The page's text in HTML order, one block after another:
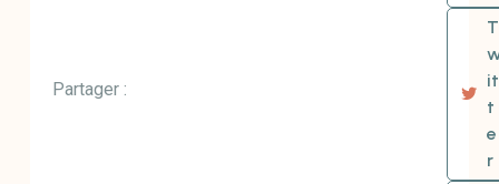
Partager :
T
it
t
e
r